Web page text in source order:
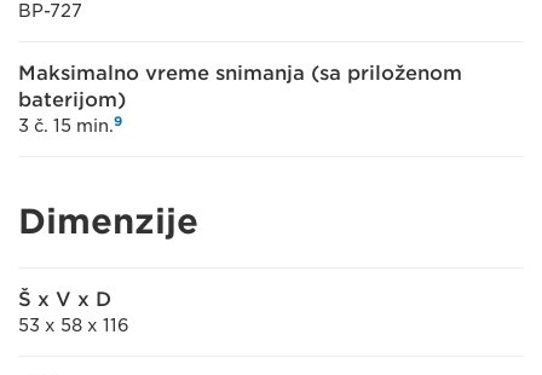
BP-727
Maksimalno vreme snimanja (sa priloženom
baterijom)
3 č. 15 min.9
Dimenzije
Š x V x D
53 x 58 x 116